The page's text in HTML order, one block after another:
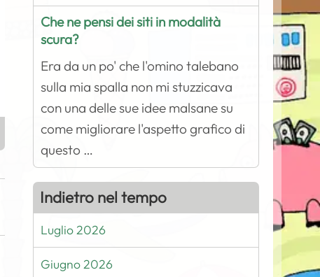
Che ne pensi dei siti in modalità
scura?
Era da un po' che l'omino talebano
sulla mia spalla non mi stuzzicava
con una delle sue idee malsane su
come migliorare l'aspetto grafico di
questo …
Indietro nel tempo
Luglio 2026
Giugno 2026